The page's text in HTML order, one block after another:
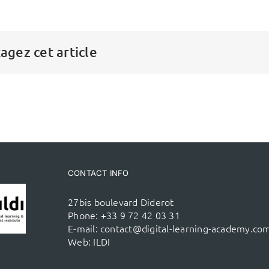
cet article
CONTACT INFO
27bis boulevard Diderot
Phone: +33 9 72 42 03 31
E-mail: contact@digital-learning-
Web: ILDI